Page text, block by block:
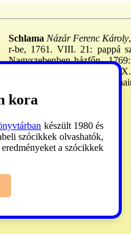
Schlama Názár Ferenc Károly
r-be, 1761. VIII. 21: pappá
Nagyszebenben házfőn.,
19-1795. VIII. 30: és 1797.
Domokos Kázmérral és
György1930:565. (937.)
kora
készült 1980 és
szócikkek olvashatók,
a szócikkek